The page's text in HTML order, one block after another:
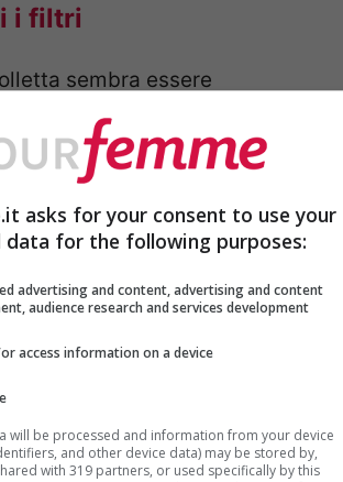
i filtri
sembra essere
questi problemi potrebbero
asks for your consent to use your
data for the following purposes:
advertising and content, advertising and content
audience research and services development
access information on a device
will be processed and information from your device
and other device data) may be stored by,
with 319 partners, or used specifically by this